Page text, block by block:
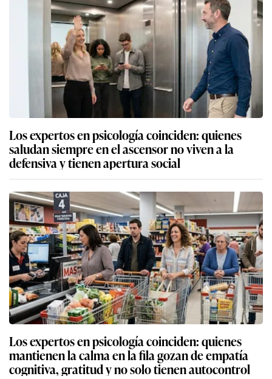
Los expertos en psicología coinciden: quienes
saludan siempre en el ascensor no viven a la
defensiva y tienen apertura social
Los expertos en psicología coinciden: quienes
mantienen la calma en la fila gozan de empatía
cognitiva, gratitud y no solo tienen autocontrol